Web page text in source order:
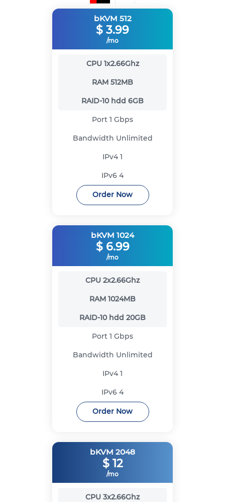
bKVM 512
$ 3.99
/mo
CPU 1x2.66Ghz
RAM 512MB
RAID-10 hdd 6GB
Port 1 Gbps
Bandwidth Unlimited
IPv41
IPv6 4
Order Now
bKVM 1024
$ 6.99
/mo
CPU 2x2.66Ghz
RAM 1024MB
RAID-10 hdd 20GB
Port 1 Gbps
Bandwidth Unlimited
IPv41
IPv6 4
Order Now
bKVM 2048
$ 12
/mo
CPU 3x2.66Ghz